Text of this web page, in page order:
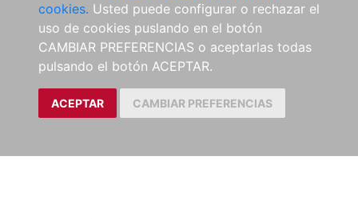
cookies. Usted puede configurar o rechazar el
uso de cookies puslando en el botón
CAMBIAR PREFERENCIAS o aceptarlas todas
pulsando el botón ACEPTAR.
ACEPTAR CAMBIAR PREFERENCIAS